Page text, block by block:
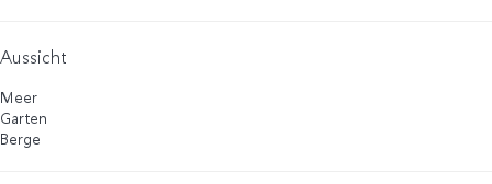
Aussicht
Meer
Garten
Berge